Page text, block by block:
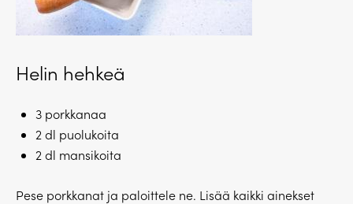
Helin hehkeä
3 porkkanaa
2 dl puolukoita
2 dl mansikoita
Pese porkkanat ja paloittele ne. Lisää kaikki ainekset